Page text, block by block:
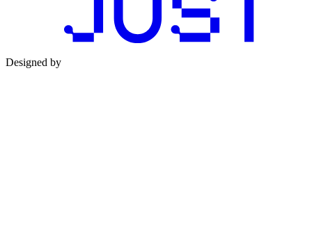
Designed by